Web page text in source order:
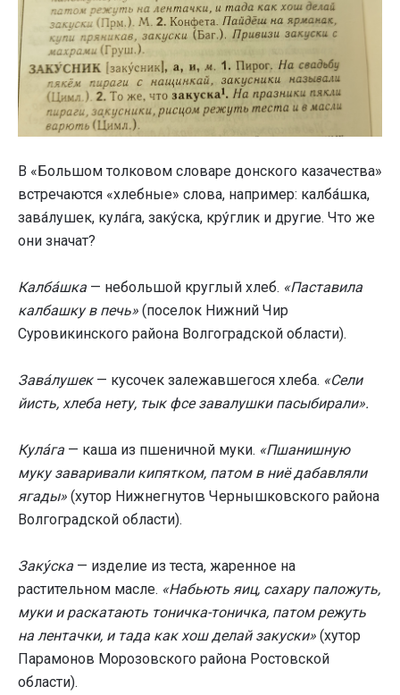
В «Большом толковом словаре донского казачества»
встречаются «хлебные» слова, например: калба́шка,
зава́лушек, кула́га, заку́ска, кру́глик и другие. Что же
они значат?
Калба́шка — небольшой круглый хлеб. «Паставила
калбашку в печь» (поселок Нижний Чир
Суровикинского района Волгоградской области).
Зава́лушек— кусочек залежавшегося хлеба. «Сели
йисть, хлеба нету, тык фсе завалушки пасыбирали».
Кула́га — каша из пшеничной муки. «Пшанишную
муку заваривали кипятком, патом в ниё дабавляли
ягады» (хутор Нижнегнутов Чернышковского района
Волгоградской области).
Заку́ска — изделие из теста, жаренное на
растительном масле. «Набьють яиц, сахару паложуть,
муки и раскатають тоничка-тоничка, патом режуть
на лентачки, и тада как хош делай закуски» (хутор
Парамонов Морозовского района Ростовской
области).